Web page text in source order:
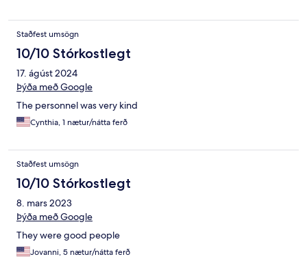
Staðfest umsögn
10/10 Stórkostlegt
17. ágúst 2024
Þýða með Google
The personnel was very kind
Cynthia, 1 nætur/nátta ferð
Staðfest umsögn
10/10 Stórkostlegt
8. mars 2023
Þýða með Google
They were good people
Jovanni, 5 nætur/nátta ferð